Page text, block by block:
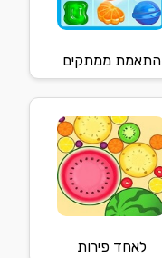
התאמת ממתקים
לאחד פירות